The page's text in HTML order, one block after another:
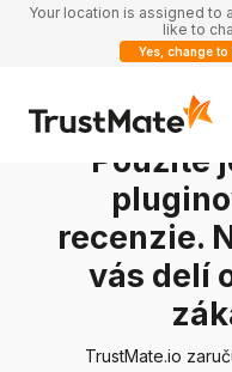
Your location is assigned to
like to
Yes, change to
Použite
recenzie.
vás delí
TrustMate.io